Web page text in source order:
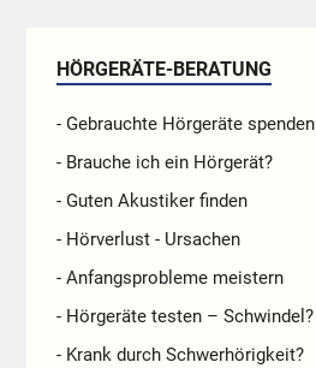
HÖRGERÄTE-BERATUNG
- Gebrauchte Hörgeräte spenden
- Brauche ich ein Hörgerät?
- Guten Akustiker finden
- Hörverlust - Ursachen
- Anfangsprobleme meistern
- Hörgeräte testen – Schwindel?
- Krank durch Schwerhörigkeit?